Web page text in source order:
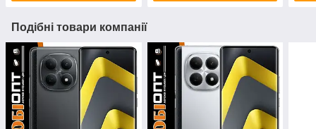
Подібні товари компанії